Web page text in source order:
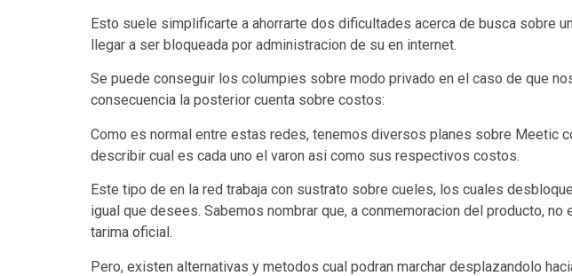
Esto suele simplificarte a ahorrarte dos dificultades acerca de busca sobre
llegar a ser bloqueada por administracion de su en internet.
Se puede conseguir los columpies sobre modo privado en el caso de que
consecuencia la posterior cuenta sobre costos:
Como es normal entre estas redes, tenemos diversos planes sobre Meetic
describir cual es cada uno el varon asi­ como sus respectivos costos.
Este tipo de en la red trabaja con sustrato sobre cueles, los cuales
igual que desees. Sabemos nombrar que, a conmemoracion del producto,
tarima oficial.
Pero, existen alternativas y metodos cual podran marchar desplazandolo